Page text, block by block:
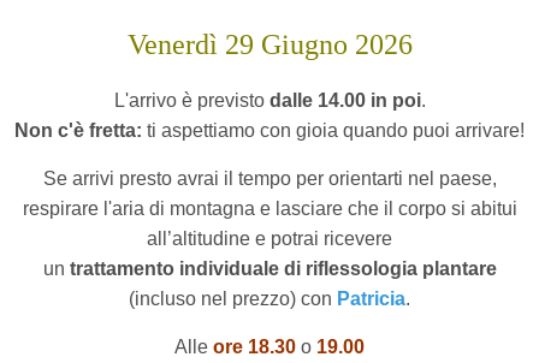
Venerdì 29 Giugno 2026
L'arrivo è previsto dalle 14.00 in poi.
Non c'è fretta: ti aspettiamo con gioia quando puoi arrivare!
Se arrivi presto avrai il tempo per orientarti nel paese,
respirare l'aria di montagna e lasciare che il corpo si abitui
all’altitudine e potrai ricevere
un trattamento individuale di riflessologia plantare
(incluso nel prezzo) con Patricia.
Alle ore 18.30 o 19.00